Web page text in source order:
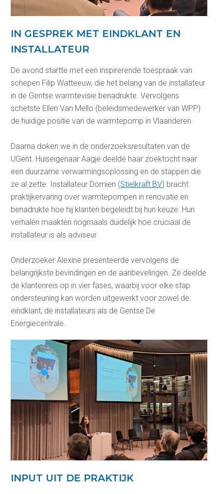
IN GESPREK MET EINDKLANT EN
INSTALLATEUR
De avond startte met een inspirerende toespraak van
schepen Filip Watteeuw, die het belang van de installateur
in de Gentse warmtevisie benadrukte. Vervolgens
schetste Ellen Van Mello (beleidsmedewerker van WPP)
de huidige positie van de warmtepomp in Vlaanderen.
Daarna doken we in de onderzoeksresultaten van de
UGent. Huiseigenaar Aagje deelde haar zoektocht naar
een duurzame verwarmingsoplossing en de stappen die
ze al zette. Installateur Domien (Stielkraft BV) bracht
praktijkervaring over warmtepompen in renovatie en
benadrukte hoe hij klanten begeleidt bij hun keuze. Hun
verhalen maakten nogmaals duidelijk hoe cruciaal de
installateur is als adviseur.
Onderzoeker Alexine presenteerde vervolgens de
belangrijkste bevindingen en de aanbevelingen. Ze deelde
de klantenreis op in vier fases, waarbij voor elke stap
ondersteuning kan worden uitgewerkt voor zowel de
eindklant, de installateurs als de Gentse De
Energiecentrale.
INPUT UIT DE PRAKTIJK